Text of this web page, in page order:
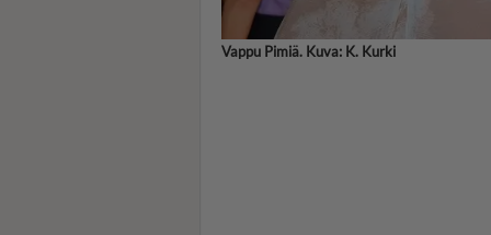
Vappu Pimiä. Kuva: K. Kurki